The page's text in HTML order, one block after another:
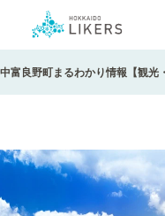
中富良野町まるわかり情報【観光